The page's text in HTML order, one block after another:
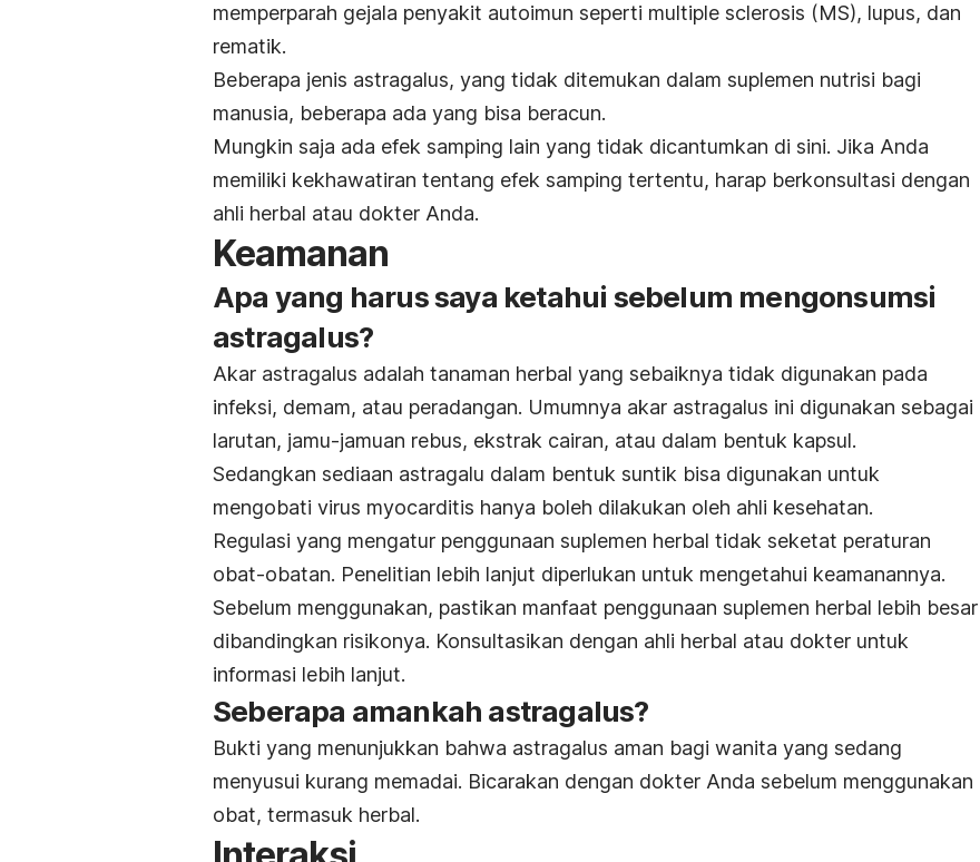
memperparah gejala penyakit autoimun seperti multiple sclerosis (MS), lupus, dan
rematik.
Beberapa jenis astragalus, yang tidak ditemukan dalam suplemen nutrisi bagi
manusia, beberapa ada yang bisa beracun.
Mungkin saja ada efek samping lain yang tidak dicantumkan di sini. Jika Anda
memiliki kekhawatiran tentang efek samping tertentu, harap berkonsultasi dengan
ahli herbal atau dokter Anda.
Keamanan
Apa yang harus saya ketahui sebelum mengonsumsi
astragalus?
Akar astragalus adalah tanaman herbal yang sebaiknya tidak digunakan pada
infeksi, demam, atau peradangan. Umumnya akar astragalus ini digunakan sebagai
larutan, jamu-jamuan rebus, ekstrak cairan, atau dalam bentuk kapsul.
Sedangkan sediaan astragalu dalam bentuk suntik bisa digunakan untuk
mengobati virus myocarditis hanya boleh dilakukan oleh ahli kesehatan.
Regulasi yang mengatur penggunaan suplemen herbal tidak seketat peraturan
obat-obatan. Penelitian lebih lanjut diperlukan untuk mengetahui keamanannya.
Sebelum menggunakan, pastikan manfaat penggunaan suplemen herbal lebih besar
dibandingkan risikonya. Konsultasikan dengan ahli herbal atau dokter untuk
informasi lebih lanjut.
Seberapa amankah astragalus?
Bukti yang menunjukkan bahwa astragalus aman bagi wanita yang sedang
menyusui kurang memadai. Bicarakan dengan dokter Anda sebelum menggunakan
obat, termasuk herbal.